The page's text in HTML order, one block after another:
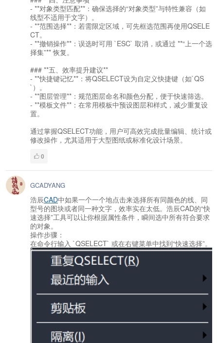
- **对象类型匹配**：确保选择的“对象类型”与特性兼容（如
线型不适用于文字）。
- **范围选择**：若需限定区域，可先框选范围再使用QSELE
CT。
- **撤销操作**：误选时可用 `ESC` 取消，或通过 **“上一个选
择集”** 恢复。
### **五、效率提升建议**
- **快捷键记忆**：将QSELECT设为自定义快捷键（如`QS
`）。
- **图层管理**：规范图层命名和颜色分配，便于快速筛选。
- **模板文件**：在常用模板中预设图层和样式，减少重复设
置。
通过掌握QSELECT功能，用户可高效完成批量编辑、统计或
修改操作，尤其适用于大型图纸或标准化设计场景。
0
GCADYANG
浩辰CAD中如果一个一个地点击来选择所有同颜色的线、同
型号的图块或者同一种文字，效率实在太低。浩辰CAD的“快
速选择”工具可以让你根据属性条件，瞬间选中所有符合要求
的对象。
操作步骤：
在命令行输入 `QSELECT` 或在右键菜单中找到“快速选择”。